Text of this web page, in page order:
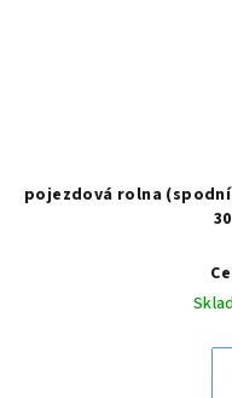
pojezdová rolna (spodní